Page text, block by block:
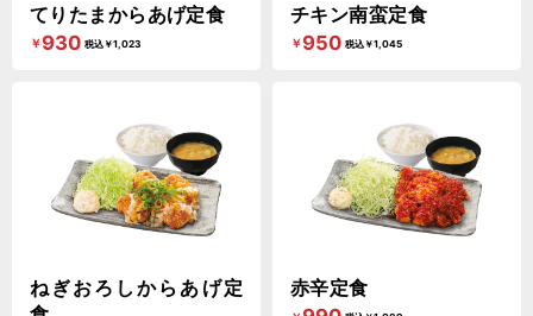
てりたまからあげ定食
￥ 930 税込￥1,023
チキン南蛮定食
￥ 950 税込￥1,045
ねぎおろしからあげ定
赤辛定食